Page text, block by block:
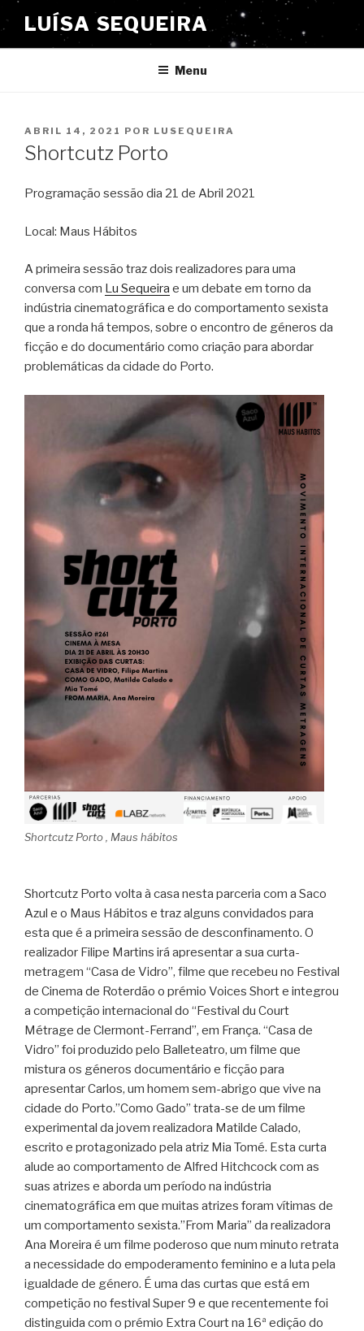
para
o
LUÍSA SEQUEIRA
Menu
PUBLICADO
EM
ABRIL 14, 2021 POR LUSEQUEIRA
Shortcutz Porto
Programação sessão dia 21 de Abril 2021
Local: Maus Hábitos
A primeira sessão traz dois realizadores para uma
conversa com Lu Sequeira e um debate em torno da
indústria cinematográfica e do comportamento sexista
que a ronda há tempos, sobre o encontro de géneros da
ficção e do documentário como criação para abordar
problemáticas da cidade do Porto.
Shortcutz Porto , Maus hábitos
Shortcutz Porto volta à casa nesta parceria com a Saco
Azul e o Maus Hábitos e traz alguns convidados para
esta que é a primeira sessão de desconfinamento. O
realizador Filipe Martins irá apresentar a sua curta-
metragem “Casa de Vidro”, filme que recebeu no Festival
de Cinema de Roterdão o prémio Voices Short e integrou
a competição internacional do “Festival du Court
Métrage de Clermont-Ferrand”, em França. “Casa de
Vidro” foi produzido pelo Balleteatro, um filme que
mistura os géneros documentário e ficção para
apresentar Carlos, um homem sem-abrigo que vive na
cidade do Porto.”Como Gado” trata-se de um filme
experimental da jovem realizadora Matilde Calado,
escrito e protagonizado pela atriz Mia Tomé. Esta curta
alude ao comportamento de Alfred Hitchcock com as
suas atrizes e aborda um período na indústria
cinematográfica em que muitas atrizes foram vítimas de
um comportamento sexista.”From Maria” da realizadora
Ana Moreira é um filme poderoso que num minuto retrata
a necessidade do empoderamento feminino e a luta pela
igualdade de género. É uma das curtas que está em
competição no festival Super 9 e que recentemente foi
distinguida com o prémio Extra Court na 16ª edição do